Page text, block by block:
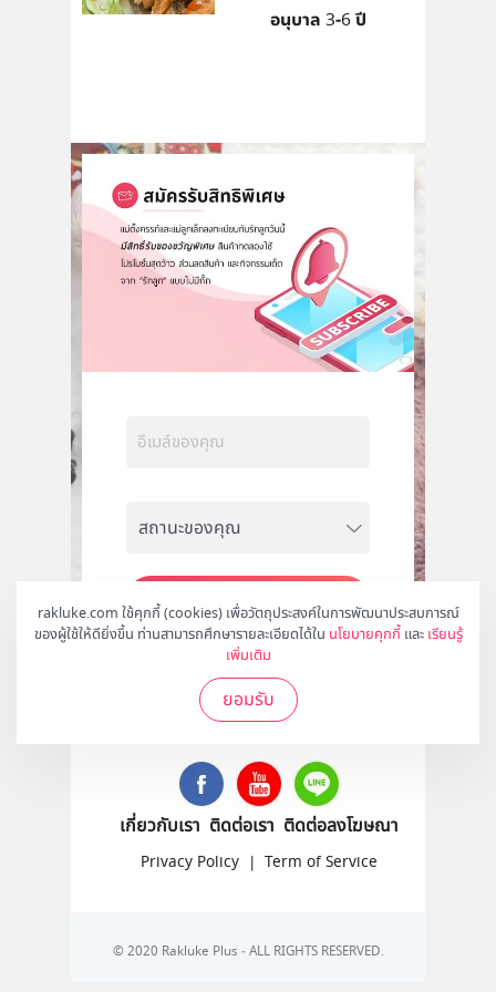
rakluke.com ใช้คุกกี้ (cookies) เพื่อวัตถุประสงค์ในการพัฒนาประสบการณ์
ของผู้ใช้ให้ดียิ่งขึ้น ท่านสามารถศึกษารายละเอียดได้ใน นโยบายคุกกี้ และ เรียนรู้
เพิ่มเติม
ยอมรับ
อนุบาล 3-6 ปี
สมัคร
ติดตามเราได้ที่
เกี่ยวกับเรา ติดต่อเรา ติดต่อลงโฆษณา
Privacy Policy | Term of Service
© 2020 Rakluke Plus - ALL RIGHTS RESERVED.